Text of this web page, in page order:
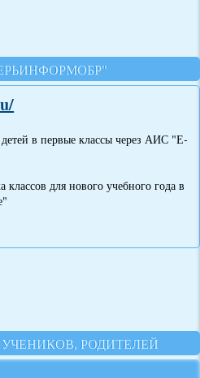
в первые классы через АИС "Е-
для нового учебного года в
РОДИТЕЛЕЙ